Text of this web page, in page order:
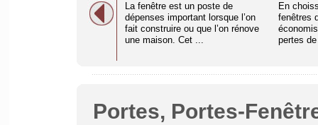
La fenêtre est un poste de
dépenses important lorsque l’on
fait construire ou que l’on rénove
une maison. Cet ...
En
fenêtres
pertes
Portes, Portes-